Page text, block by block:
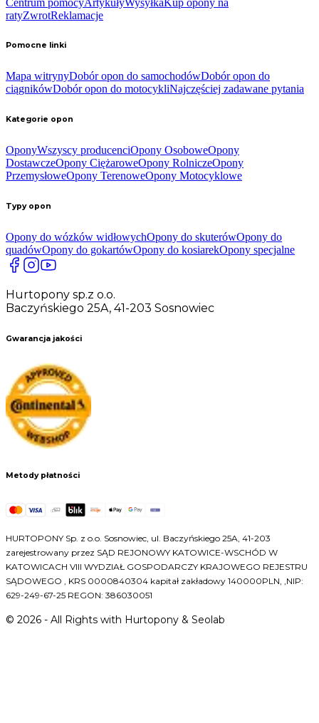
ratyZwrotReklamacje
Pomocne linki
Mapa witrynyDobór opon do samochodówDobór opon do
ciągnikówDobór opon do motocykliNajczęściej zadawane pytania
Kategorie opon
OponyWszyscy producenciOpony OsoboweOpony
DostawczeOpony CiężaroweOpony RolniczeOpony
PrzemysłoweOpony TerenoweOpony Motocyklowe
Typy opon
Opony do wózków widłowychOpony do skuterówOpony do
quadówOpony do gokartówOpony do kosiarekOpony specjalne
Hurtopony sp.z o.o.
Baczyńskiego 25A, 41-203 Sosnowiec
Gwarancja jakości
Metody płatności
HURTOPONY Sp. z o.o. Sosnowiec, ul. Baczyńskiego 25A, 41-203
zarejestrowany przez SĄD REJONOWY KATOWICE-WSCHÓD W
KATOWICACH VIII WYDZIAŁ GOSPODARCZY KRAJOWEGO REJESTRU
SĄDOWEGO , KRS 0000840304 kapitał zakładowy 140000PLN, ,NIP:
629-249-67-25 REGON: 386030051
© 2026 - All Rights with Hurtopony & Seolab